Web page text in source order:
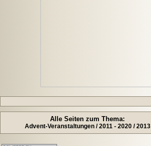
Alle Seiten zum Thema:
Advent-Veranstaltungen / 2011 - 2020 / 2013